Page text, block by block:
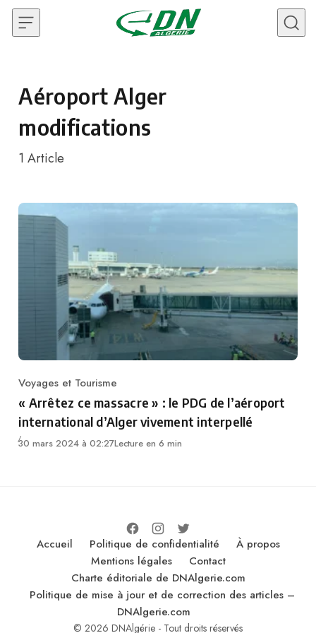
Skip to content
Aéroport Alger
modifications
1 Article
Category
Voyages et Tourisme
« Arrêtez ce massacre » : le PDG de l’aéroport
international d’Alger vivement interpellé
30 mars 2024 à 02:27Lecture en 6 min
Accueil Politique de confidentialité
À propos
Mentions légales
Contact
Charte éditoriale de DNAlgerie.com
Politique de mise à jour et de correction des articles –
DNAlgerie.com
© 2026 DNAlgérie - Tout droits réservés